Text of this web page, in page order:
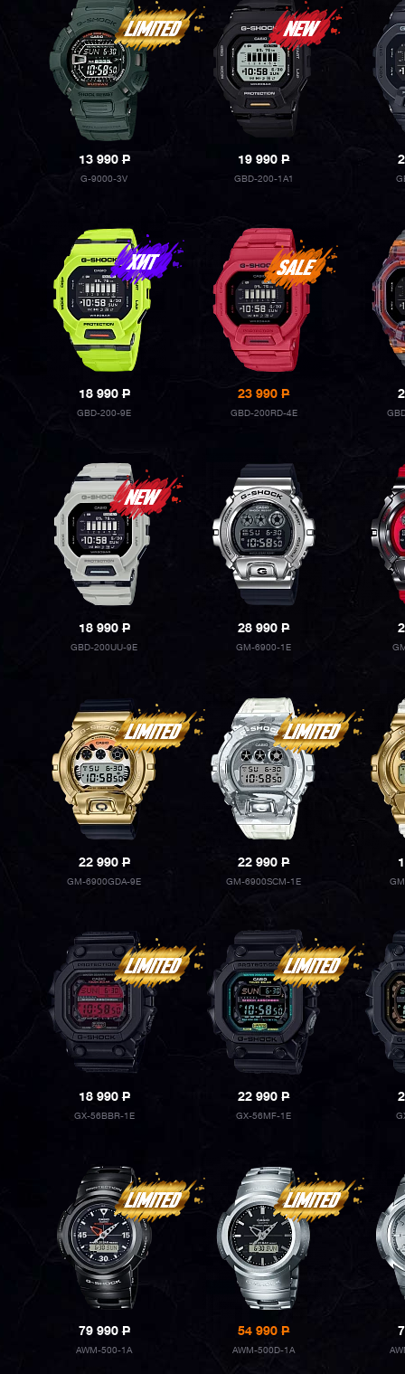
13 990P
G-9000-3V
19 990P
GBD-200-1A1
18 990P
GBD-200-9E
23 990P
GBD-200RD-4E
18 990P
GBD-200UU-9E
28 990P
GM-6900-1E
22 990P
GM-6900GDA-9E
22 990P
GM-6900SCM-1E
18 990P
GX-56BBR-1E
22 990P
GX-56MF-1E
79 990P
AWM-500-1A
54 990P
AWM-500D-1A